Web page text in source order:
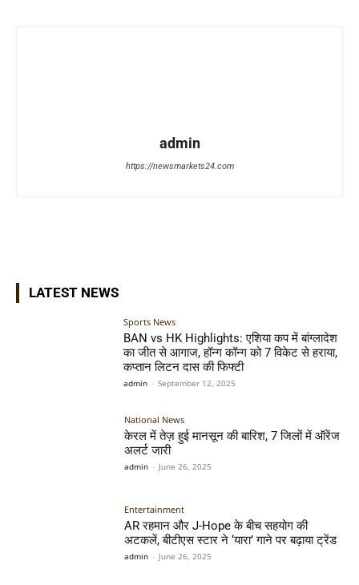
admin
https://newsmarkets24.com
LATEST NEWS
Sports News
BAN vs HK Highlights: एशिया कप में बांग्लादेश
का जीत से आगाज, हॉन्ग कॉन्ग को 7 विकेट से हराया,
कप्तान लिटन दास की फिफ्टी
admin - September 12, 2025
National News
केरल में तेज़ हुई मानसून की बारिश, 7 जिलों में ऑरेंज
अलर्ट जारी
admin - June 26, 2025
Entertainment
AR रहमान और J-Hope के बीच सहयोग की
अटकलें, बीटीएस स्टार ने ‘यारा’ गाने पर बढ़ाया ट्रेंड
admin - June 26, 2025